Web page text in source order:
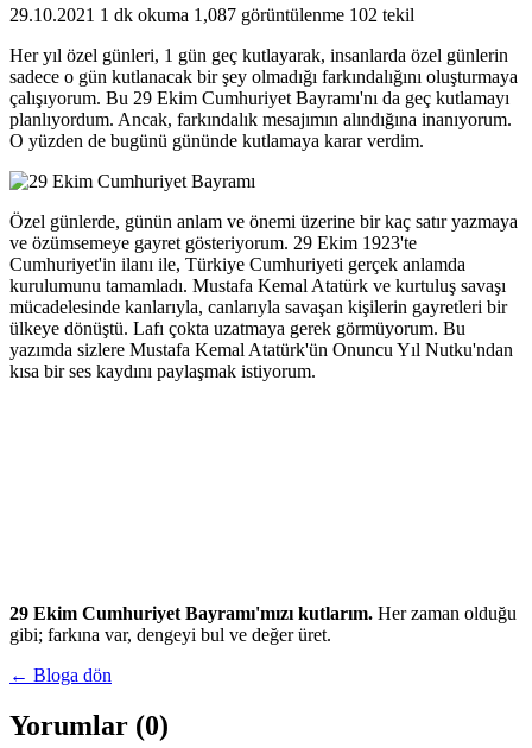
29.10.2021 1 dk okuma 1,087 görüntülenme 102 tekil
Her yıl özel günleri, 1 gün geç kutlayarak, insanlarda özel günlerin
sadece o gün kutlanacak bir şey olmadığı farkındalığını oluşturmaya
çalışıyorum. Bu 29 Ekim Cumhuriyet Bayramı'nı da geç kutlamayı
planlıyordum. Ancak, farkındalık mesajımın alındığına inanıyorum.
O yüzden de bugünü gününde kutlamaya karar verdim.
Özel günlerde, günün anlam ve önemi üzerine bir kaç satır yazmaya
ve özümsemeye gayret gösteriyorum. 29 Ekim 1923'te
Cumhuriyet'in ilanı ile, Türkiye Cumhuriyeti gerçek anlamda
kurulumunu tamamladı. Mustafa Kemal Atatürk ve kurtuluş savaşı
mücadelesinde kanlarıyla, canlarıyla savaşan kişilerin gayretleri bir
ülkeye dönüştü. Lafı çokta uzatmaya gerek görmüyorum. Bu
yazımda sizlere Mustafa Kemal Atatürk'ün Onuncu Yıl Nutku'ndan
kısa bir ses kaydını paylaşmak istiyorum.
29 Ekim Cumhuriyet Bayramı'mızı kutlarım. Her zaman olduğu
gibi; farkına var, dengeyi bul ve değer üret.
← Bloga dön
Yorumlar (0)